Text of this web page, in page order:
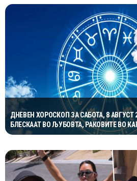
ДНЕВЕН ХОРОСКОП ЗА САБОТА, 8 АВГУСТ
БЛЕСКААТ ВО ЉУБОВТА, РАКОВИТЕ ВО
ОДЛИЧЕН ДЕН ЗА ХАРМОНИЈА